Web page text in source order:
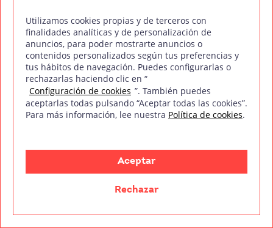
El cine nos sorprende cada día con historias que nos
trasladan a otros mundos y nos ayudan a evadirnos de
Leer más
Utilizamos cookies propias y de terceros con
finalidades analíticas y de personalización de
anuncios, para poder mostrarte anuncios o
contenidos personalizados según tus preferencias y
tus hábitos de navegación. Puedes configurarlas o
rechazarlas haciendo clic en “
Configuración de cookies ”. También puedes
aceptarlas todas pulsando “Aceptar todas las cookies”.
Para más información, lee nuestra Política de cookies.
Aceptar
Rechazar